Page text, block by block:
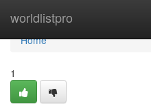
worldlistpro
Home
Home
1